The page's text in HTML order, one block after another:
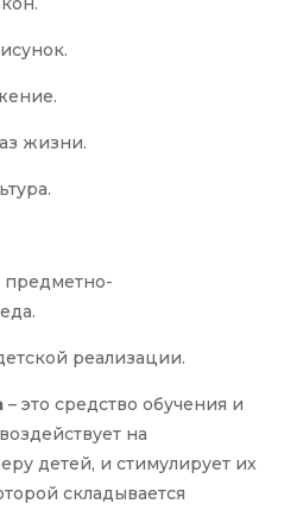
жизни.
реализации.
– это средство обучения и
на
детей, и стимулирует их
складывается